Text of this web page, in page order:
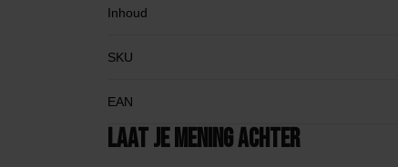
Inhoud
SKU
EAN
Laat je mening achter